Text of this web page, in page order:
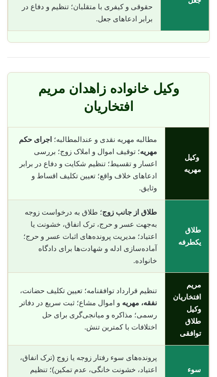
حقوقی و کیفری با متقلبان؛ تنظیم و دفاع در
برابر ادعاهای جعل.
وکیل خانواده زاهدان مریم
افتخاریان
وکیل
مهریه
مطالبه مهریه نقدی و عندالمطالبه؛ اجرای حکم
مهریه؛ توقیف اموال و املاک زوج؛ بررسی
اعسار و تقسیط؛ تنظیم شکایت و دفاع در برابر
ادعاهای خلاف واقع؛ تعیین تکلیف اقساط و
وثایق.
طلاق
یکطرفه
طلاق از جانب زوج؛ طلاق به درخواست زوجه
به‌جهت عسر و حرج، ترک انفاق، خشونت یا
اعتیاد؛ مدیریت پرونده‌های اثبات عسر و حرج؛
آماده‌سازی ادله و شهادت‌ها برای دادگاه
خانواده.
مریم
افتخاریان
وکیل
طلاق
توافقی
تنظیم قرارداد توافقنامه؛ تعیین تکلیف حضانت،
نفقه، مهریه و اموال مشاع؛ ثبت سریع در دفاتر
رسمی؛ مذاکره و میانجی‌گری برای حل
اختلافات با کمترین تنش.
سوء
پرونده‌های سوء رفتار زوجه یا زوج (ترک انفاق،
اعتیاد، خشونت خانگی، عدم تمکین)؛ تنظیم